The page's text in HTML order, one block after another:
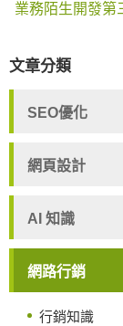
業務陌生開發第
文章分類
SEO優化
網頁設計
AI 知識
網路行銷
行銷知識